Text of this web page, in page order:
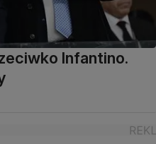
Infantino.